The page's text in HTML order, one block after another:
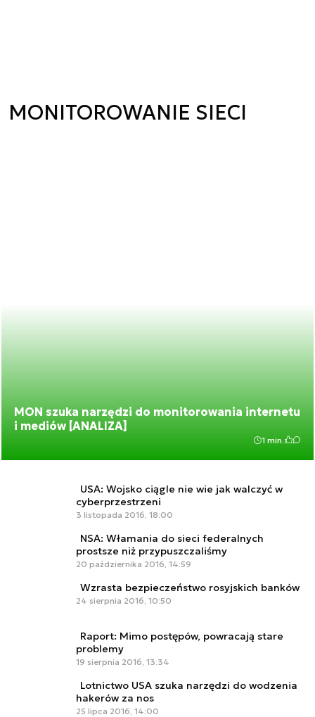
MONITOROWANIE SIECI
MON szuka narzędzi do monitorowania internetu
i mediów [ANALIZA]
1 min.
USA: Wojsko ciągle nie wie jak walczyć w
cyberprzestrzeni
3 listopada 2016, 18:00
NSA: Włamania do sieci federalnych
prostsze niż przypuszczaliśmy
20 października 2016, 14:59
Wzrasta bezpieczeństwo rosyjskich banków
24 sierpnia 2016, 10:50
Raport: Mimo postępów, powracają stare
problemy
19 sierpnia 2016, 13:34
Lotnictwo USA szuka narzędzi do wodzenia
hakerów za nos
25 lipca 2016, 14:00